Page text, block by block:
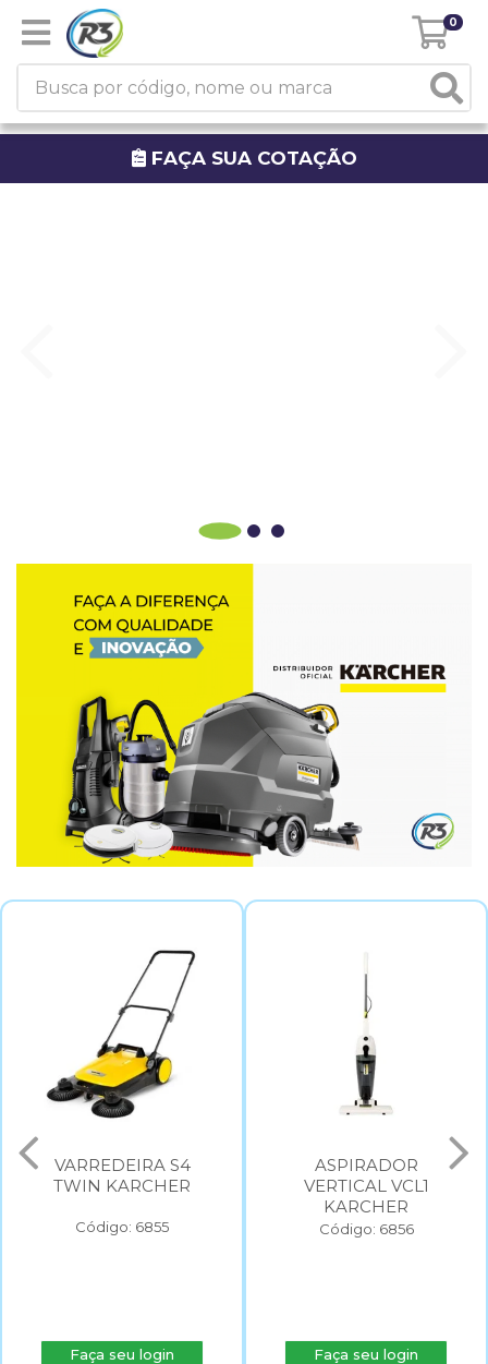
0
FAÇA SUA COTAÇÃO
VARREDEIRA S4
TWIN KARCHER
Código: 6855
Faça seu login
ASPIRADOR
VERTICAL VCL1
KARCHER
Código: 6856
Faça seu login